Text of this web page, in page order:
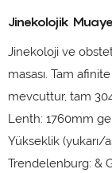
Jinekolojik
Jinekoloji ve
masası. Tam
mevcuttur, tam
Lenth: 1760mm
Yükseklik (yukarı/
Trendelenburg: &